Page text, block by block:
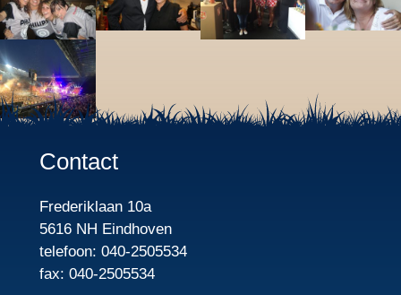
Contact
Frederiklaan 10a
5616 NH Eindhoven
telefoon: 040-2505534
fax: 040-2505534